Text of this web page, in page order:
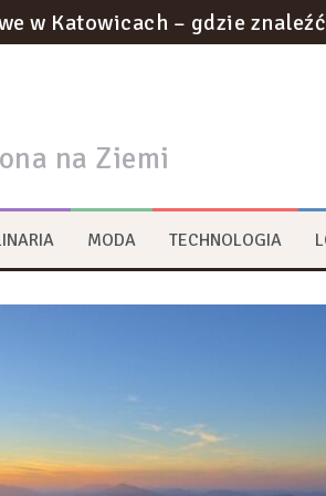
w Katowicach – gdzie
podziemnym:
na strategie zrównoważonego
na transformację
multimedialne
na Ziemi
MODA TECHNOLOGIA